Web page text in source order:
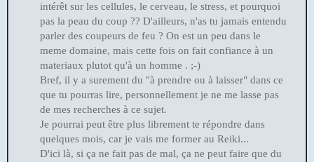
intérêt sur les cellules, le cerveau, le stress, et pourquoi
pas la peau du coup ?? D'ailleurs, n'as tu jamais entendu
parler des coupeurs de feu ? On est un peu dans le
meme domaine, mais cette fois on fait confiance à un
materiaux plutot qu'à un homme . ;-)
Bref, il y a surement du "à prendre ou à laisser" dans ce
que tu pourras lire, personnellement je ne me lasse pas
de mes recherches à ce sujet.
Je pourrai peut être plus librement te répondre dans
quelques mois, car je vais me former au Reiki...
D'ici là, si ça ne fait pas de mal, ça ne peut faire que du